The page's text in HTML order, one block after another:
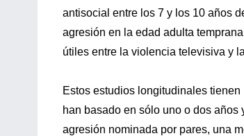
antisocial entre los 7 y los 10 años
agresión en la edad adulta
útiles entre la violencia televisiva y
Estos estudios longitudinales
han basado en sólo uno o dos
agresión nominada por pares, una